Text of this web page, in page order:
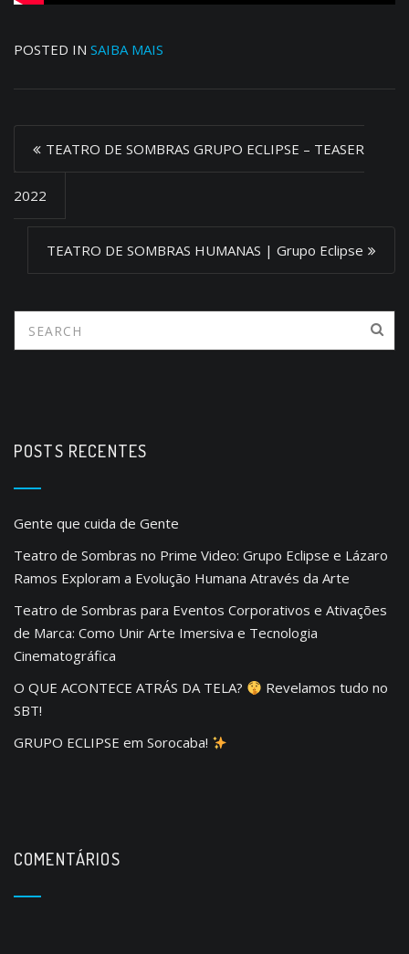
POSTED IN SAIBA MAIS
o
s
t
v
i
t
o
n
TEATRO DE SOMBRAS GRUPO ECLIPSE – TEASER
2022
TEATRO DE SOMBRAS HUMANAS | Grupo Eclipse
POSTS RECENTES
Gente que cuida de Gente
Teatro de Sombras no Prime Video: Grupo Eclipse e Lázaro
Ramos Exploram a Evolução Humana Através da Arte
Teatro de Sombras para Eventos Corporativos e Ativações
de Marca: Como Unir Arte Imersiva e Tecnologia
Cinematográfica
O QUE ACONTECE ATRÁS DA TELA?
Revelamos tudo no
SBT!
GRUPO ECLIPSE em Sorocaba!
COMENTÁRIOS